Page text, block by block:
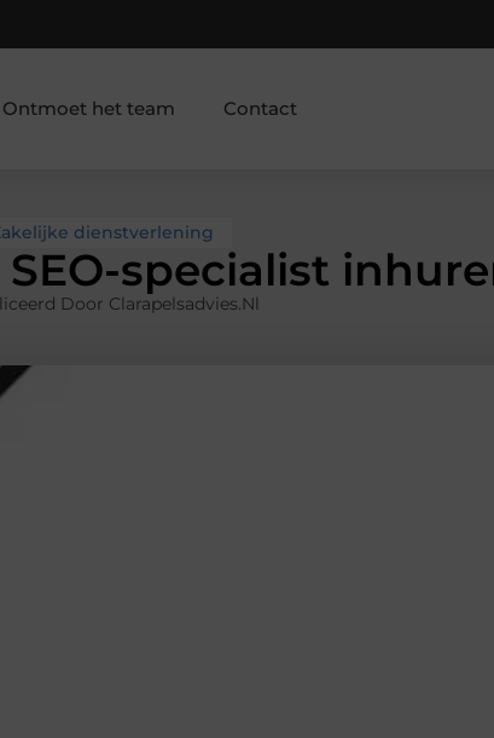
Ontmoet het team Contact
dienstverlening
specialist
Door Clarapelsadvies.nl